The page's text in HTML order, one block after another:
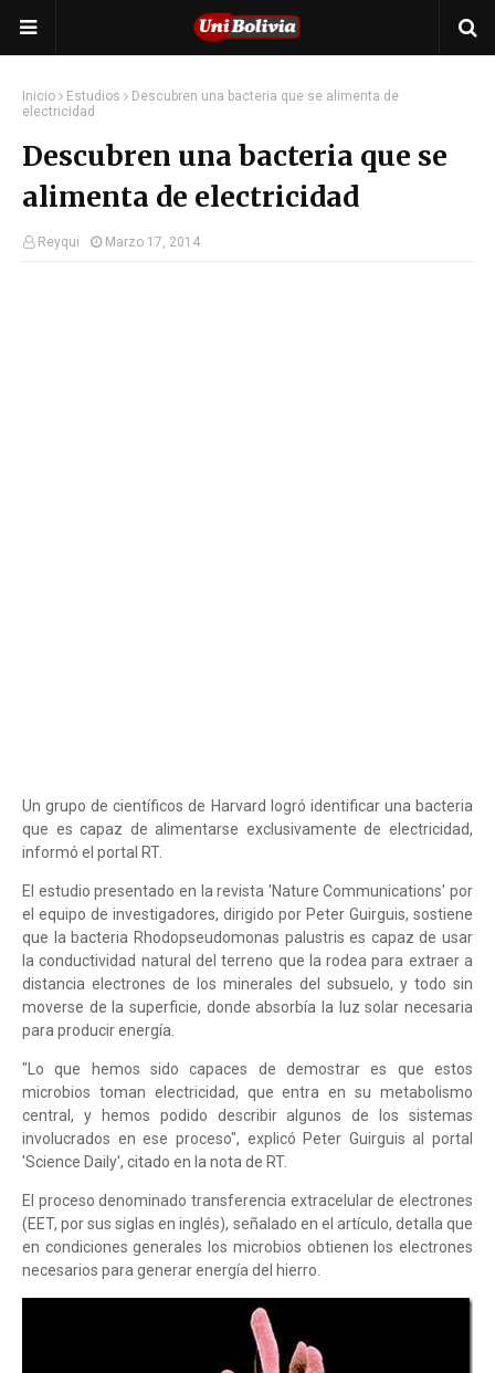
Inicio Estudios
Descubren una bacteria que se alimenta de
electricidad
Descubren una bacteria que se
alimenta de electricidad
Reyqui Marzo 17, 2014
Un grupo de científicos de Harvard logró identificar una bacteria
que es capaz de alimentarse exclusivamente de electricidad,
informó el portal RT.
El estudio presentado en la revista 'Nature Communications' por
el equipo de investigadores, dirigido por Peter Guirguis, sostiene
que la bacteria Rhodopseudomonas palustris es capaz de usar
la conductividad natural del terreno que la rodea para extraer a
distancia electrones de los minerales del subsuelo, y todo sin
moverse de la superficie, donde absorbía la luz solar necesaria
para producir energía.
"Lo que hemos sido capaces de demostrar es que estos
microbios toman electricidad, que entra en su metabolismo
central, y hemos podido describir algunos de los sistemas
involucrados en ese proceso", explicó Peter Guirguis al portal
'Science Daily', citado en la nota de RT.
El proceso denominado transferencia extracelular de electrones
(EET, por sus siglas en inglés), señalado en el artículo, detalla que
en condiciones generales los microbios obtienen los electrones
necesarios para generar energía del hierro.